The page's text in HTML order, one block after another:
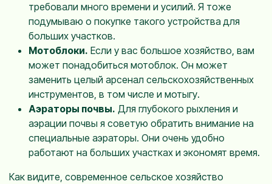
требовали много времени и усилий. Я тоже
подумываю о покупке такого устройства для
больших участков.
Мотоблоки. Если у вас большое хозяйство, вам
может понадобиться мотоблок. Он может
заменить целый арсенал сельскохозяйственных
инструментов, в том числе и мотыгу.
Аэраторы почвы. Для глубокого рыхления и
аэрации почвы я советую обратить внимание на
специальные аэраторы. Они очень удобно
работают на больших участках и экономят время.
Как видите, современное сельское хозяйство